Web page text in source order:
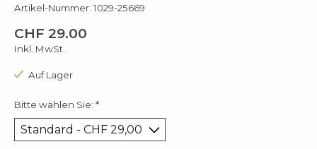
Artikel-Nummer: 1029-25669
CHF 29.00
Inkl. MwSt.
Auf Lager
Bitte wählen Sie: *